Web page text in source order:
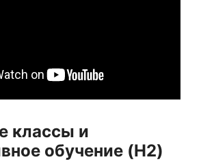
классы и
обучение (H2)